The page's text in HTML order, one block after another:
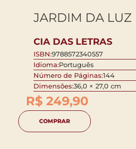
JARDIM DA LUZ
CIA DAS LETRAS
ISBN:9788572340557
Idioma:Português
Número de Páginas:144
Dimensões:36,0 × 27,0 cm
R$ 249,90
COMPRAR